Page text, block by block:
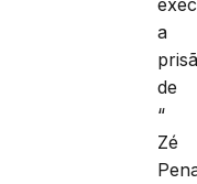
a
de
“
Zé